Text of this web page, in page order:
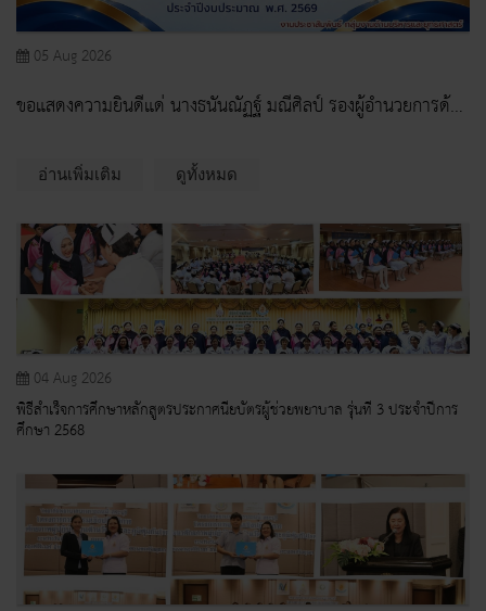
05 Aug 2026
ขอแสดงความยินดีแด่ นางธนันณัฏฐ์ มณีศิลป์ รองผู้อำนวยการด้าน
อ่านเพิ่มเติม ดูทั้งหมด
04 Aug 2026
พิธีสำเร็จการศึกษาหลักสูตรประกาศนียบัตรผู้ช่วยพยาบาล รุ่นที่ 3 ประจำปีการ
ศึกษา 2568